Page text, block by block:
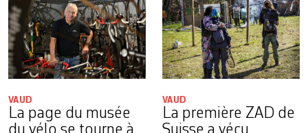
VAUD
La page du musée
VAUD
La première ZAD de